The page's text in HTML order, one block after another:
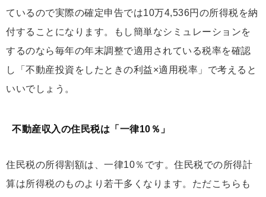
ているので実際の確定申告では10万4,536円の所得税を納
付することになります。もし簡単なシミュレーションを
するのなら毎年の年末調整で適用されている税率を確認
し「不動産投資をしたときの利益×適用税率」で考えると
いいでしょう。
不動産収入の住民税は「一律10％」
住民税の所得割額は、一律10％です。住民税での所得計
算は所得税のものより若干多くなります。ただこちらも